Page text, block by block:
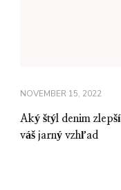
NOVEMBER 15, 2022
Aký štýl denim zlepší
váš jarný vzhľad